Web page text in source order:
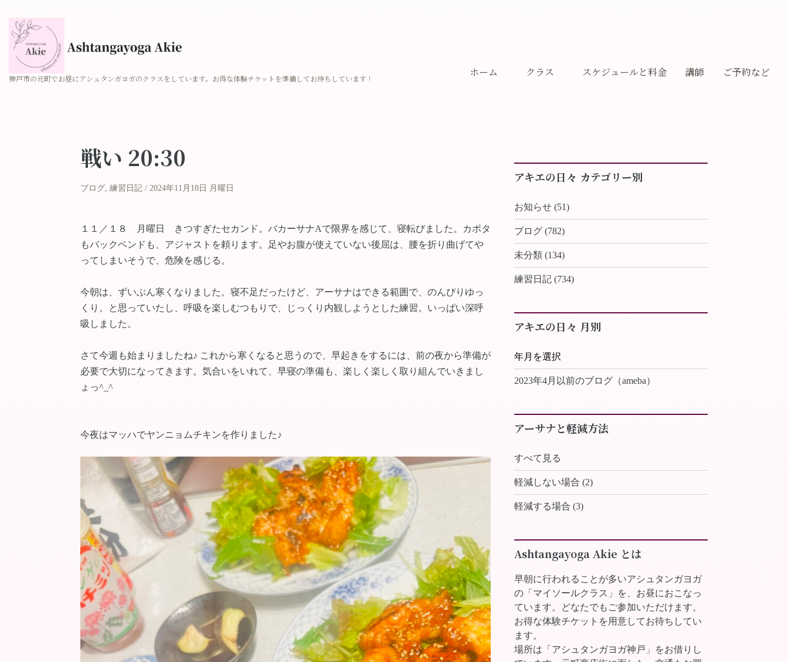
神戸市の元町でお昼にアシュタンガヨガのクラスをしています。お得な体験チケットを準備してお待ちしています！ ホーム
クラス
スケジュールと料金 講師 ご予約など
戦い 20:30
ブログ 練習日記 2024年11月18日 月曜日
１１／１８ 月曜日 きつすぎたセカンド。バカーサナAで限界を感じて、寝転びました。カポタ
もバックベンドも、アジャストを頼ります。足やお腹が使えていない後屈は、腰を折り曲げてや
ってしまいそうで、危険を感じる。
今朝は、ずいぶん寒くなりました。寝不足だったけど、アーサナはできる範囲で、のんびりゆっ
くり。と思っていたし、呼吸を楽しむつもりで、じっくり内観しようとした練習。いっぱい深呼
吸しました。
さて今週も始まりましたね♪ これから寒くなると思うので、早起きをするには、前の夜から準備が
必要で大切になってきます。気合いをいれて、早寝の準備も、楽しく楽しく取り組んでいきまし
ょっ^_^
今夜はマッハでヤンニョムチキンを作りました♪
アキエの日々 カテゴリー別
お知らせ (51)
ブログ (782)
未分類 (134)
練習日記 (734)
アキエの日々 月別
2023年4月以前のブログ（ameba）
アーサナと軽減方法
すべて見る
軽減しない場合 (2)
軽減する場合 (3)
Ashtangayoga Akie とは
早朝に行われることが多いアシュタンガヨガ
の「マイソールクラス」を、お昼におこなっ
ています。どなたでもご参加いただけます。
お得な体験チケットを用意してお待ちしてい
ます。
場所は「アシュタンガヨガ神戸」をお借りし